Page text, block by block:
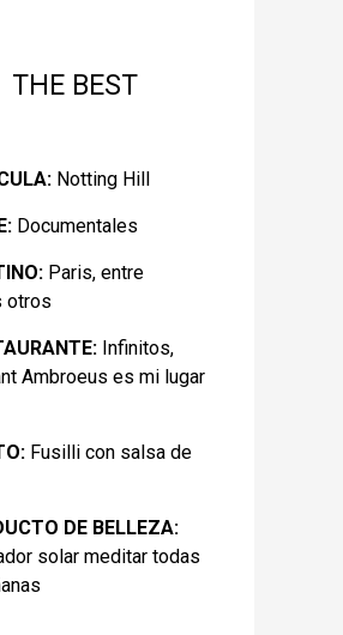
THE BEST
Notting Hill
Documentales
Paris, entre
otros
Infinitos,
Ambroeus es mi lugar
Fusilli con salsa de
DE BELLEZA:
solar meditar todas